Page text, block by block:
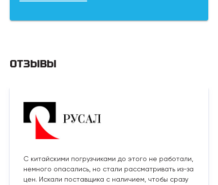
ОТЗЫВЫ
С китайскими погрузчиками до этого не работали,
немного опасались, но стали рассматривать из-за
цен. Искали поставщика с наличием, чтобы сразу